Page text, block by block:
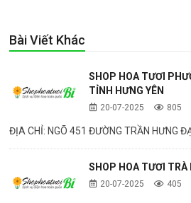
Bài Viết Khác
SHOP HOA TƯƠI
TỈNH HƯNG YÊN
20-07-2025 805
ĐỊA CHỈ: NGÕ 451 ĐƯỜNG TRẦN HƯNG
SHOP HOA TƯƠI TRÀ
20-07-2025 405